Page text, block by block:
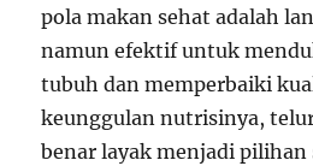
pola makan sehat adalah
namun efektif untuk
tubuh dan memperbaiki
keunggulan nutrisinya,
benar layak menjadi pilihan